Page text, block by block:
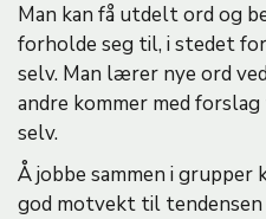
Man kan få utdelt ord og
forholde seg til, i stedet
selv. Man lærer nye ord
andre kommer med
selv.
Å jobbe sammen i
god motvekt til